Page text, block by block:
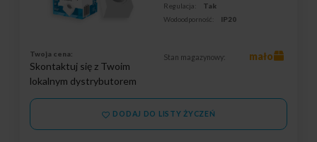
Regulacja:
Tak
Wodoodporność:
IP20
Twoja cena:
Skontaktuj się z Twoim
lokalnym dystrybutorem
Stan magazynowy: mało
DODAJ DO LISTY ŻYCZEŃ